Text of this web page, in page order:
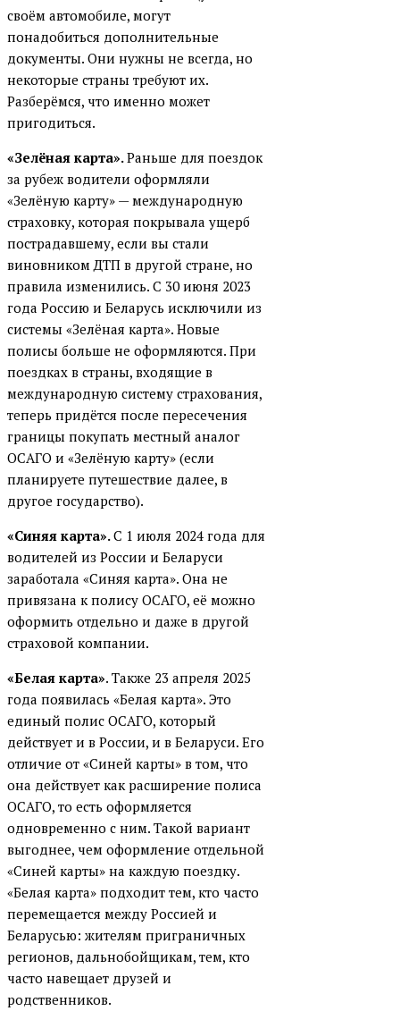
своём автомобиле, могут
понадобиться дополнительные
документы. Они нужны не всегда, но
некоторые страны требуют их.
Разберёмся, что именно может
пригодиться.
«Зелёная карта».Раньше для поездок
за рубеж водители оформляли
«Зелёную карту» — международную
страховку, которая покрывала ущерб
пострадавшему, если вы стали
виновником ДТП в другой стране, но
правила изменились. С 30 июня 2023
года Россию и Беларусь исключили из
системы «Зелёная карта». Новые
полисы больше не оформляются. При
поездках в страны, входящие в
международную систему страхования,
теперь придётся после пересечения
границы покупать местный аналог
ОСАГО и «Зелёную карту» (если
планируете путешествие далее, в
другое государство).
«Синяя карта».С 1 июля 2024 года для
водителей из России и Беларуси
заработала «Синяя карта». Она не
привязана к полису ОСАГО, её можно
оформить отдельно и даже в другой
страховой компании.
«Белая карта». Также 23 апреля 2025
года появилась «Белая карта». Это
единый полис ОСАГО, который
действует и в России, и в Беларуси. Его
отличие от «Синей карты» в том, что
она действует как расширение полиса
ОСАГО, то есть оформляется
одновременно с ним. Такой вариант
выгоднее, чем оформление отдельной
«Синей карты» на каждую поездку.
«Белая карта» подходит тем, кто часто
перемещается между Россией и
Беларусью: жителям приграничных
регионов, дальнобойщикам, тем, кто
часто навещает друзей и
родственников.